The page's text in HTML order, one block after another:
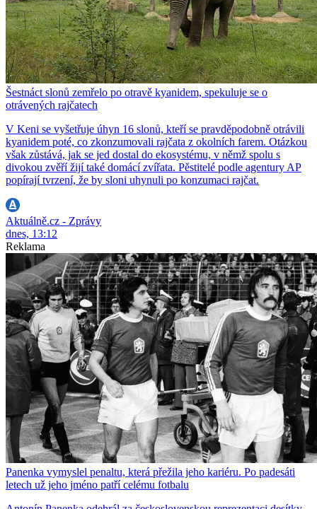
Šestnáct slonů zemřelo po otravě kyanidem, spekuluje se o
otrávených rajčatech
V Keni se vyšetřuje úhyn 16 slonů, kteří se pravděpodobně otrávili
kyanidem poté, co zkonzumovali rajčata z okolních farem. Otázkou
však zůstává, jak se jed dostal do ekosystému, v němž spolu s
divokou zvěří žijí také domácí zvířata. Pěstitelé podle agentury AP
popírají tvrzení, že by sloni uhynuli po konzumaci rajčat.
Aktuálně.cz - Zprávy
dnes, 13:12
Reklama
Panenka vymyslel penaltu, která přežila jeho kariéru. Po padesáti
letech už jeho jméno patří celému fotbalu